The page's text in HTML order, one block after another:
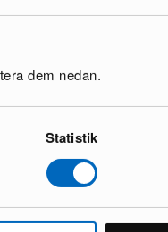
dem nedan.
Statistik
mintunvihreä / kulta